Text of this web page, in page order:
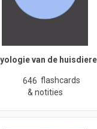
van de
646 flashcards
& notities